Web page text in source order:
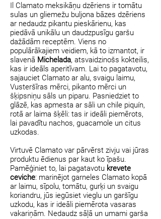
Il Clamato meksikāņu dzēriens ir tomātu
sulas un gliemežu buljona bāzes dzēriens
ar nedaudz pikantu pieskārienu, kas
piedāvā unikālu un daudzpusīgu garšu
dažādām receptēm. Viens no
populārākajiem veidiem, kā to izmantot, ir
slavenā Michelada, atsvaidzinošs kokteilis,
kas ir ideāls aperitīvam. Lai to pagatavotu,
sajauciet Clamato ar alu, svaigu laimu,
Vusteršīras mērci, pikanto mērci un
šķipsniņu sāls un piparu. Pasniedziet to
glāzē, kas apmesta ar sāli un chile piquín,
rotā ar laima šķēli: tas ir ideāli piemērots,
lai pavadītu nachos, guacamole un citus
uzkodas.
Virtuvē Clamato var pārvērst zivju vai jūras
produktu ēdienus par kaut ko īpašu.
Pamēģiniet to, lai pagatavotu krevete
ceviche: marinējot garneles Clamato kopā
ar laimu, sīpolu, tomātu, gurķi un svaigu
koriandru, jūs iegūsiet vieglu un garšīgu
uzkodu, kas ir ideāli piemērota vasaras
vakariņām. Nedaudz sāļā un umami garša